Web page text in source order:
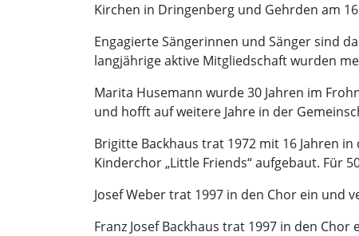
Kirchen in Dringenberg und Gehrden am
Engagierte Sängerinnen und Sänger sind
langjährige aktive Mitgliedschaft wurden
Marita Husemann wurde 30 Jahren im
und hofft auf weitere Jahre in der
Brigitte Backhaus trat 1972 mit 16 Jahren
Kinderchor „Little Friends“ aufgebaut. Für
Josef Weber trat 1997 in den Chor ein und
Franz Josef Backhaus trat 1997 in den